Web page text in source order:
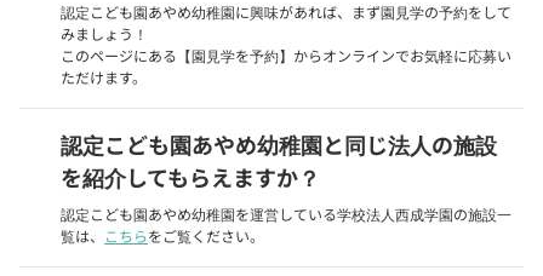
認定こども園あやめ幼稚園に興味があれば、まず園見学の予約をして
みましょう！
このページにある【園見学を予約】からオンラインでお気軽に応募い
ただけます。
認定こども園あやめ幼稚園と同じ法人の施設
を紹介してもらえますか？
認定こども園あやめ幼稚園を運営している学校法人西成学園の施設一
覧は、 こちらをご覧ください。